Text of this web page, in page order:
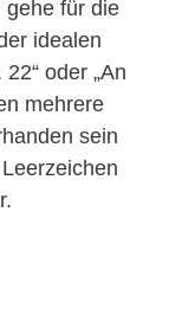
gehe für die
idealen
oder „An
mehrere
sein